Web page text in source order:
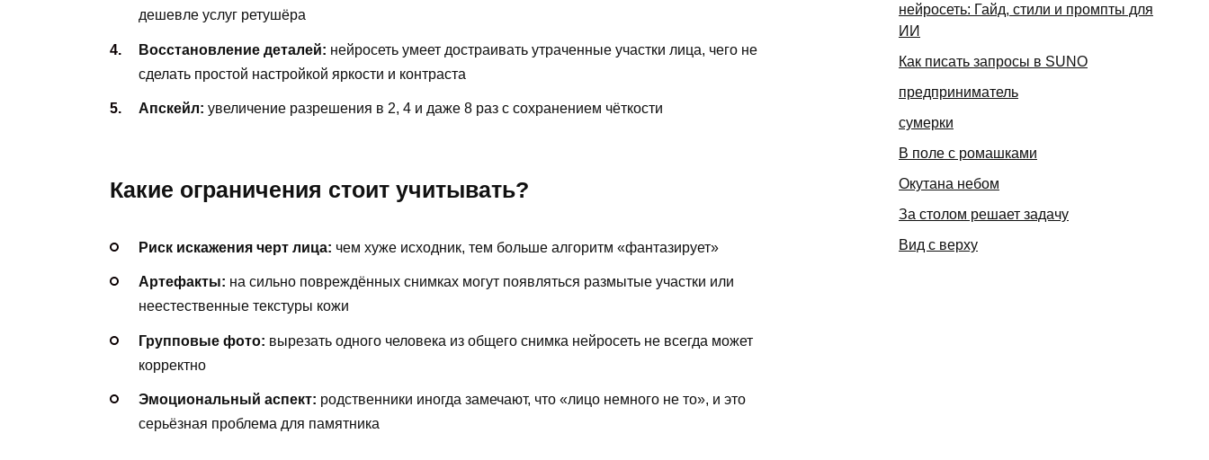
дешевле услуг ретушёра
Восстановление деталей: нейросеть умеет достраивать утраченные участки лица, чего не
сделать простой настройкой яркости и контраста
Апскейл: увеличение разрешения в 2, 4 и даже 8 раз с сохранением чёткости
Какие ограничения стоит учитывать?
Риск искажения черт лица: чем хуже исходник, тем больше алгоритм «фантазирует»
Артефакты: на сильно повреждённых снимках могут появляться размытые участки или
неестественные текстуры кожи
Групповые фото: вырезать одного человека из общего снимка нейросеть не всегда может
корректно
Эмоциональный аспект: родственники иногда замечают, что «лицо немного не то», и это
серьёзная проблема для памятника
нейросеть: Гайд, стили и промпты для
ИИ
Как писать запросы в SUNO
предприниматель
сумерки
В поле с ромашками
Окутана небом
За столом решает задачу
Вид с верху